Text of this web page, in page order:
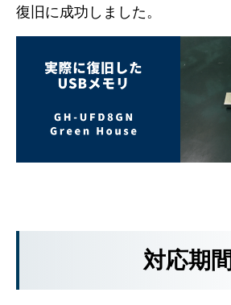
復旧に成功しました。
対応期間